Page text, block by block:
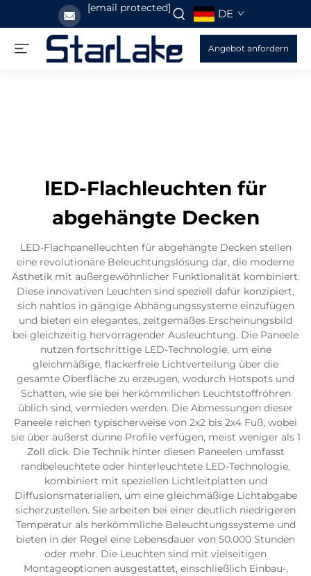
[email protected] DE
Angebot anfordern
lED-Flachleuchten für
abgehängte Decken
LED-Flachpanelleuchten für abgehängte Decken stellen
eine revolutionäre Beleuchtungslösung dar, die moderne
Ästhetik mit außergewöhnlicher Funktionalität kombiniert.
Diese innovativen Leuchten sind speziell dafür konzipiert,
sich nahtlos in gängige Abhängungssysteme einzufügen
und bieten ein elegantes, zeitgemäßes Erscheinungsbild
bei gleichzeitig hervorragender Ausleuchtung. Die Paneele
nutzen fortschrittige LED-Technologie, um eine
gleichmäßige, flackerfreie Lichtverteilung über die
gesamte Oberfläche zu erzeugen, wodurch Hotspots und
Schatten, wie sie bei herkömmlichen Leuchtstoffröhren
üblich sind, vermieden werden. Die Abmessungen dieser
Paneele reichen typischerweise von 2x2 bis 2x4 Fuß, wobei
sie über äußerst dünne Profile verfügen, meist weniger als 1
Zoll dick. Die Technik hinter diesen Paneelen umfasst
randbeleuchtete oder hinterleuchtete LED-Technologie,
kombiniert mit speziellen Lichtleitplatten und
Diffusionsmaterialien, um eine gleichmäßige Lichtabgabe
sicherzustellen. Sie arbeiten bei einer deutlich niedrigeren
Temperatur als herkömmliche Beleuchtungssysteme und
bieten in der Regel eine Lebensdauer von 50.000 Stunden
oder mehr. Die Leuchten sind mit vielseitigen
Montageoptionen ausgestattet, einschließlich Einbau-,